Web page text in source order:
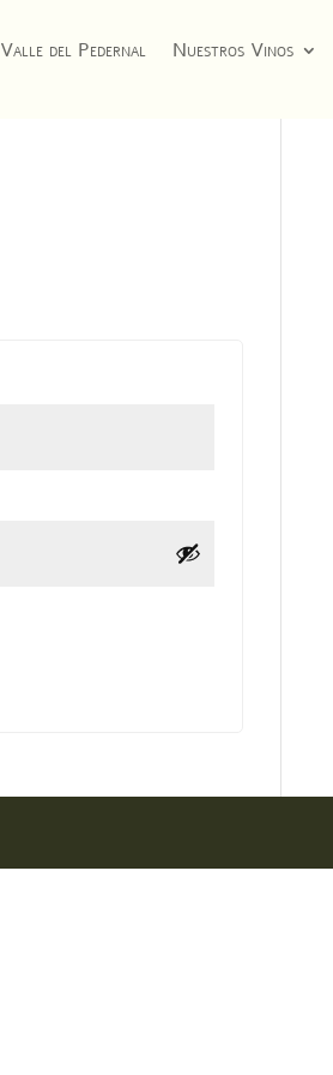
Valle del Pedernal Nuestros Vinos